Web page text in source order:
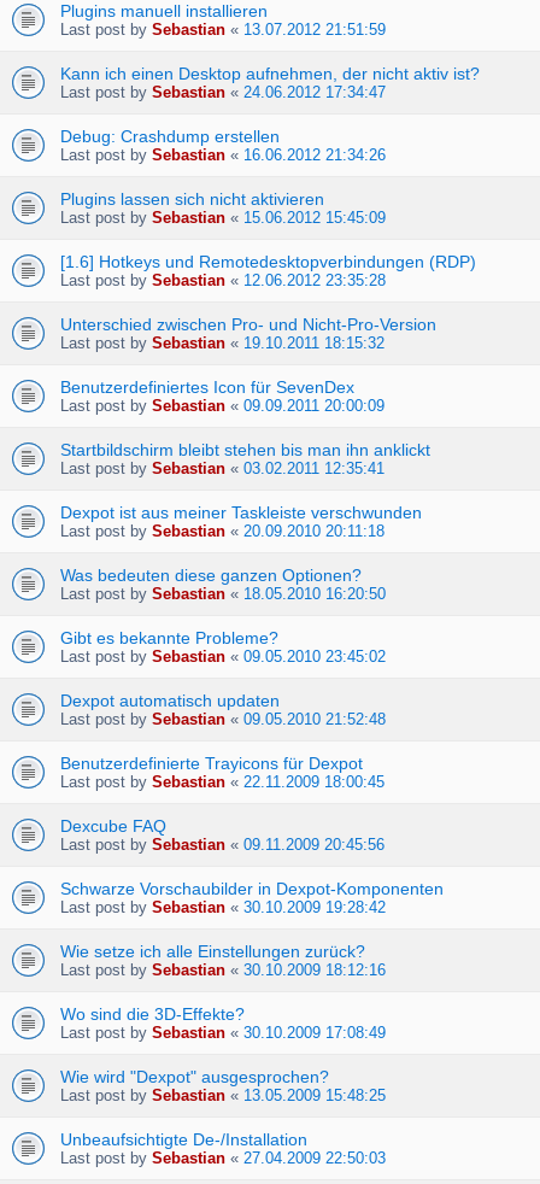
Plugins manuell installieren
Last post by Sebastian « 13.07.2012 21:51:59
Kann ich einen Desktop aufnehmen, der nicht aktiv ist?
Last post by Sebastian « 24.06.2012 17:34:47
Debug: Crashdump erstellen
Last post by Sebastian « 16.06.2012 21:34:26
Plugins lassen sich nicht aktivieren
Last post by Sebastian « 15.06.2012 15:45:09
[1.6] Hotkeys und Remotedesktopverbindungen (RDP)
Last post by Sebastian « 12.06.2012 23:35:28
Unterschied zwischen Pro- und Nicht-Pro-Version
Last post by Sebastian « 19.10.2011 18:15:32
Benutzerdefiniertes Icon für SevenDex
Last post by Sebastian « 09.09.2011 20:00:09
Startbildschirm bleibt stehen bis man ihn anklickt
Last post by Sebastian « 03.02.2011 12:35:41
Dexpot ist aus meiner Taskleiste verschwunden
Last post by Sebastian « 20.09.2010 20:11:18
Was bedeuten diese ganzen Optionen?
Last post by Sebastian « 18.05.2010 16:20:50
Gibt es bekannte Probleme?
Last post by Sebastian « 09.05.2010 23:45:02
Dexpot automatisch updaten
Last post by Sebastian « 09.05.2010 21:52:48
Benutzerdefinierte Trayicons für Dexpot
Last post by Sebastian « 22.11.2009 18:00:45
Dexcube FAQ
Last post by Sebastian « 09.11.2009 20:45:56
Schwarze Vorschaubilder in Dexpot-Komponenten
Last post by Sebastian « 30.10.2009 19:28:42
Wie setze ich alle Einstellungen zurück?
Last post by Sebastian « 30.10.2009 18:12:16
Wo sind die 3D-Effekte?
Last post by Sebastian « 30.10.2009 17:08:49
Wie wird "Dexpot" ausgesprochen?
Last post by Sebastian « 13.05.2009 15:48:25
Unbeaufsichtigte De-/Installation
Last post by Sebastian « 27.04.2009 22:50:03